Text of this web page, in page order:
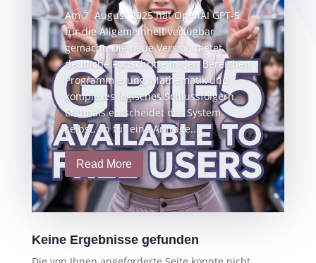
Am 7. August 2025 hat OpenAI GPT-5
für die Allgemeinheit verfügbar
gemacht. Die neue Version bietet
deutliche Fortschritte in den Bereichen
Programmierung, Mathematik und
komplexes logisches Schlussfolgern.
Erstmals entscheidet das System
selbst, ob für eine Anfrage...
Read More
Keine Ergebnisse gefunden